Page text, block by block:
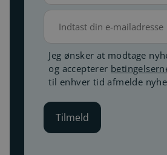
mail
Betingelser
(Påkrævet)
Jeg ønsker at modtage
og accepterer
til enhver tid afmelde